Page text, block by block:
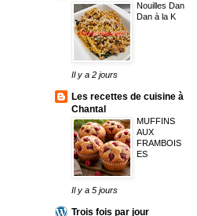
Nouilles Dan
Dan à la K
Il y a 2 jours
Les recettes de cuisine à
Chantal
MUFFINS
AUX
FRAMBOIS
ES
Il y a 5 jours
Trois fois par jour